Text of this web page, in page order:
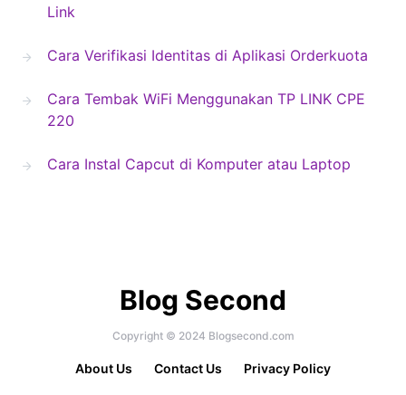
Link
Cara Verifikasi Identitas di Aplikasi Orderkuota
Cara Tembak WiFi Menggunakan TP LINK CPE
220
Cara Instal Capcut di Komputer atau Laptop
Blog Second
Copyright © 2024 Blogsecond.com
About Us Contact Us Privacy Policy